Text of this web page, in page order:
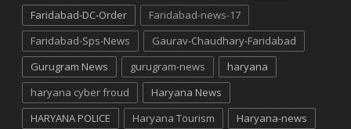
Faridabad-DC-Order
Faridabad-news-17
Faridabad-Sps-News
Gaurav-Chaudhary-Faridabad
Gurugram News
gurugram-news
haryana
haryana cyber froud
Haryana News
HARYANA POLICE
Haryana Tourism
Haryana-news